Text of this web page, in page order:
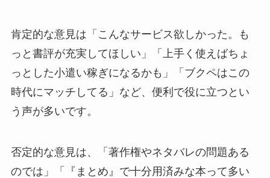
肯定的な意見は「こんなサービス欲しかった。も
っと書評が充実してほしい」「上手く使えばちょ
っとした小遣い稼ぎになるかも」「ブクペはこの
時代にマッチしてる」など、便利で役に立つとい
う声が多いです。
否定的な意見は、「著作権やネタバレの問題ある
のでは」「『まとめ』で十分用済みな本って多い